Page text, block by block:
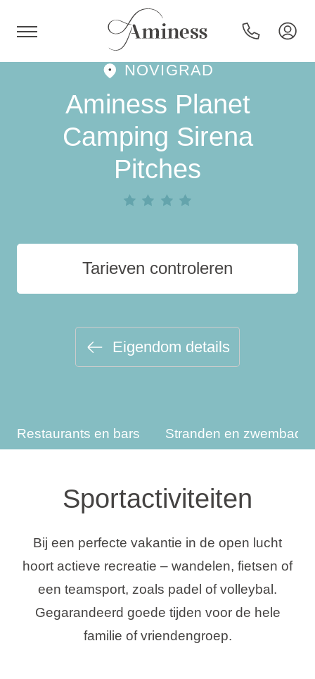
HR
Hotels en resorts
Bestemmingen
Vakantietypes
Ami Loyalty programma
NOVIGRAD
Aminess Planet
Camping Sirena
Pitches
Tarieven controleren
Eigendom details
Restaurants en bars Stranden en
Sportactiviteiten
Bij een perfecte vakantie in de open lucht
hoort actieve recreatie – wandelen, fietsen of
een teamsport, zoals padel of volleybal.
Gegarandeerd goede tijden voor de hele
familie of vriendengroep.